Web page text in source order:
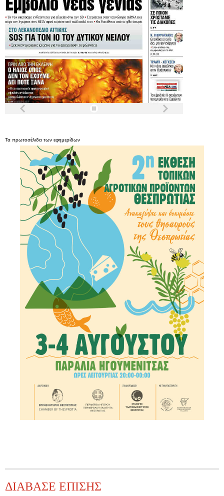
Τα πρωτοσέλιδα των εφημερίδων
ΔΙΑΒΑΣΕ ΕΠΙΣΗΣ